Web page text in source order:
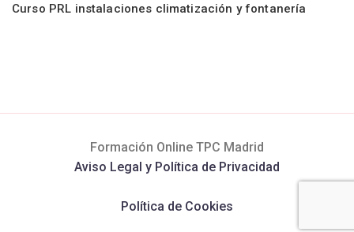
Curso PRL instalaciones climatización y fontanería
Formación Online TPC Madrid
Aviso Legal y Política de Privacidad
Política de Cookies